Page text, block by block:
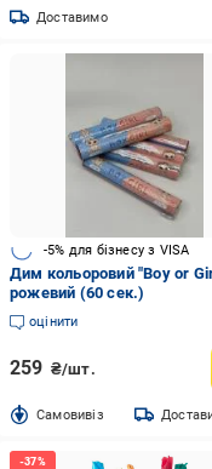
Доставимо
-5% для бізнесу з VISA
Дим кольоровий "Boy or
рожевий (60 сек.)
оцінити
259 ₴/шт.
Cамовивіз